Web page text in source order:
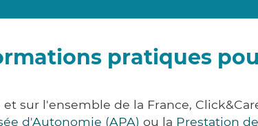
pratiques
sur l'ensemble de la France,
d'Autonomie (APA) ou la Prestation